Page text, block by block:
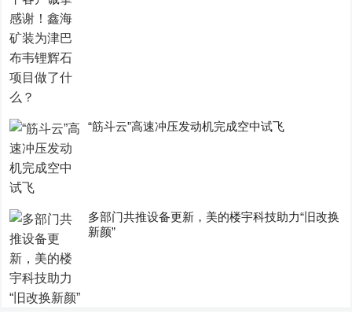
“筋斗云”高速冲压发动机完成空中试飞
多部门共推设备更新，美的楼宇科技助力“旧改换
新颜”